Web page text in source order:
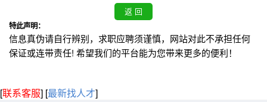
特此声明：
信息真伪请自行辨别，求职应聘须谨慎，网站对此不承担任何
保证或连带责任! 希望我们的平台能为您带来更多的便利！
[联系客服] [最新找人才]